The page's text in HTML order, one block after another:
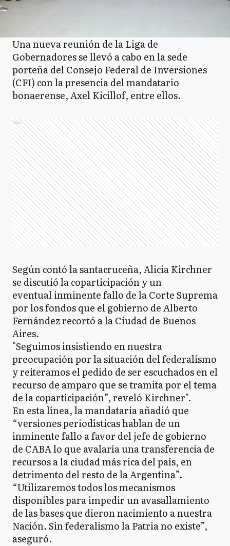
Una nueva reunión de la Liga de
Gobernadores se llevó a cabo en la sede
porteña del Consejo Federal de Inversiones
(CFI) con la presencia del mandatario
bonaerense, Axel Kicillof, entre ellos.
Ads
Según contó la santacruceña, Alicia Kirchner
se discutió la coparticipación y un
eventual inminente fallo de la Corte Suprema
por los fondos que el gobierno de Alberto
Fernández recortó a la Ciudad de Buenos
Aires.
"Seguimos insistiendo en nuestra
preocupación por la situación del federalismo
y reiteramos el pedido de ser escuchados en el
recurso de amparo que se tramita por el tema
de la coparticipación”, reveló Kirchner".
En esta línea, la mandataria añadió que
“versiones periodísticas hablan de un
inminente fallo a favor del jefe de gobierno
de CABA lo que avalaría una transferencia de
recursos a la ciudad más rica del país, en
detrimento del resto de la Argentina”.
“Utilizaremos todos los mecanismos
disponibles para impedir un avasallamiento
de las bases que dieron nacimiento a nuestra
Nación. Sin federalismo la Patria no existe”,
aseguró.